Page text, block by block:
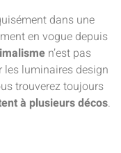
dans une
en vogue depuis
n’est pas
les luminaires design
trouverez toujours
à plusieurs décos.